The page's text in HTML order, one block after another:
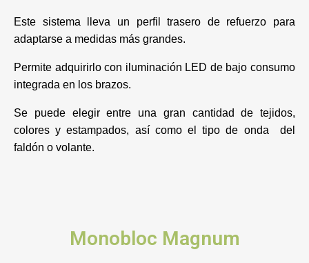
Este sistema lleva un perfil trasero de refuerzo para
adaptarse a medidas más grandes.
Permite adquirirlo con iluminación LED de bajo consumo
integrada en los brazos.
Se puede elegir entre una gran cantidad de tejidos,
colores y estampados, así como el tipo de onda del
faldón o volante.
Monobloc Magnum